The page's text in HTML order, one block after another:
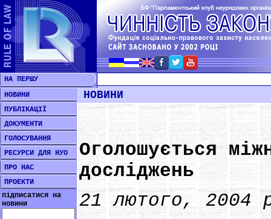
НА ПЕРШУ
НОВИНИ
ПУБЛІКАЦІЇ
ДОКУМЕНТИ
ГОЛОСУВАННЯ
РЕСУРСИ ДЛЯ НУО
ПРО НАС
ПРОЕКТИ
підписатися на
новини
НОВИНИ
Оголошується
досліджень
21 лютого, 2004